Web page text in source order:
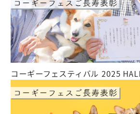
コーギーフェスティバル 2025